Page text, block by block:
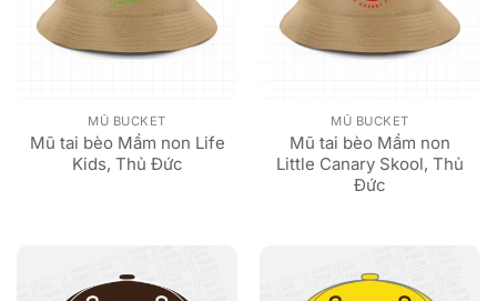
MŨ BUCKET
Mũ tai bèo Mầm non Life
Kids, Thủ Đức
MŨ BUCKET
Mũ tai bèo Mầm non
Little Canary Skool, Thủ
Đức